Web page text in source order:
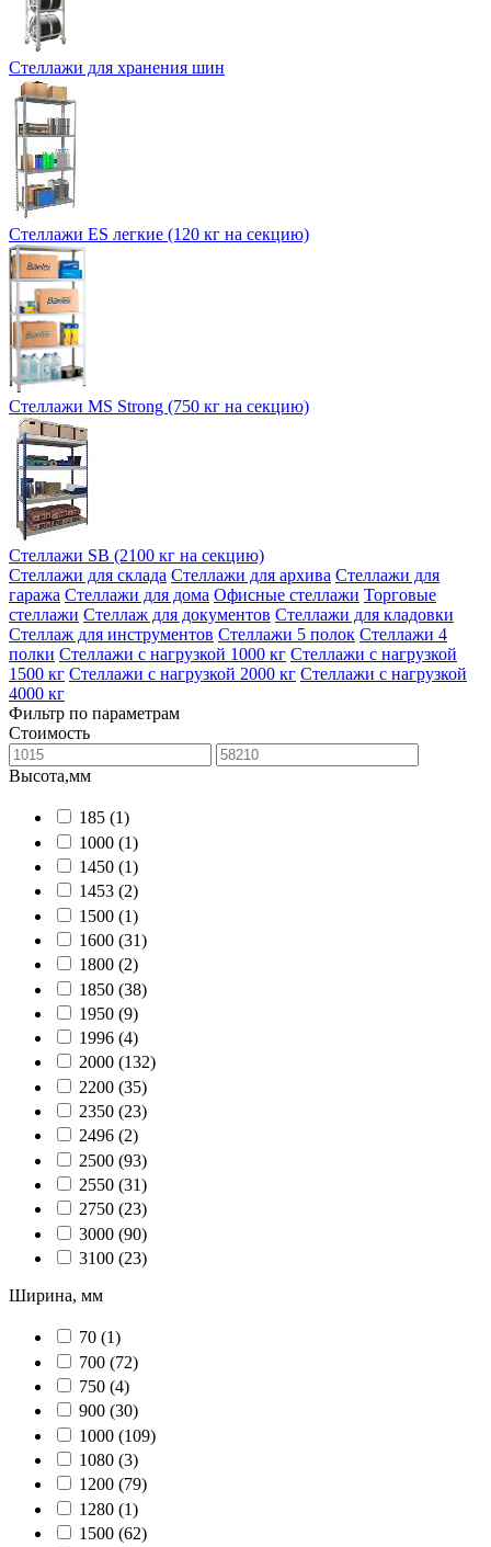
Стеллажи для хранения шин
Стеллажи ES легкие (120 кг на секцию)
Стеллажи MS Strong (750 кг на секцию)
Стеллажи SB (2100 кг на секцию)
Стеллажи для склада Стеллажи для архива Стеллажи для
гаража Стеллажи для дома Офисные стеллажи Торговые
стеллажи Стеллаж для документов Стеллажи для кладовки
Стеллаж для инструментов Стеллажи 5 полок Стеллажи 4
полки Стеллажи с нагрузкой 1000 кг Стеллажи с нагрузкой
1500 кг Стеллажи с нагрузкой 2000 кг Стеллажи с нагрузкой
4000 кг
Фильтр по параметрам
Стоимость
Высота,мм
185 (1)
1000 (1)
1450 (1)
1453 (2)
1500 (1)
1600 (31)
1800 (2)
1850 (38)
1950 (9)
1996 (4)
2000 (132)
2200 (35)
2350 (23)
2496 (2)
2500 (93)
2550 (31)
2750 (23)
3000 (90)
3100 (23)
Ширина, мм
70 (1)
700 (72)
750 (4)
900 (30)
1000 (109)
1080 (3)
1200 (79)
1280 (1)
1500 (62)